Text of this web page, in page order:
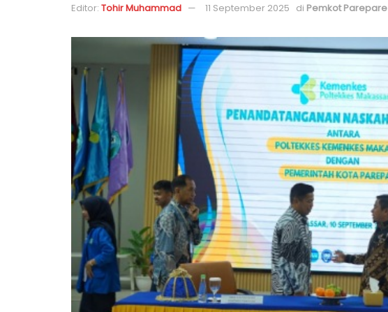
Editor: Tohir Muhammad 11 September 2025 di Pemkot Parepare